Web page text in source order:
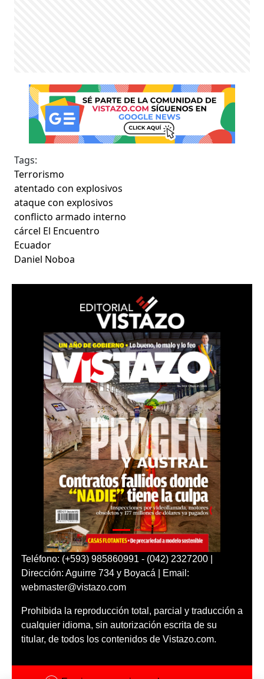
Tags:
Terrorismo
atentado con explosivos
ataque con explosivos
conflicto armado interno
cárcel El Encuentro
Ecuador
Daniel Noboa
Teléfono: (+593) 985860991 - (042) 2327200 |
Dirección: Aguirre 734 y Boyacá | Email:
webmaster@vistazo.com
Prohibida la reproducción total, parcial y traducción a
cualquier idioma, sin autorización escrita de su
titular, de todos los contenidos de Vistazo.com.